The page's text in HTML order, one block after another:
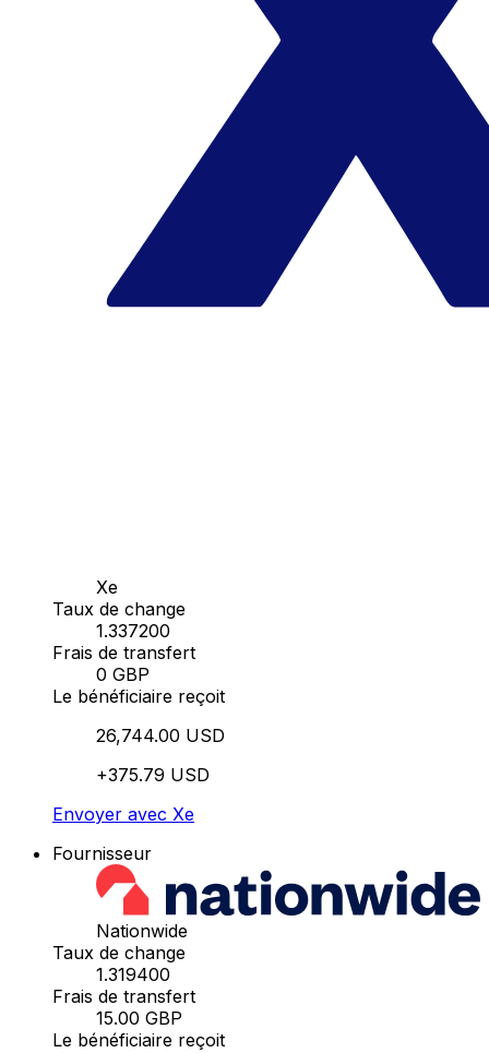
Xe
Taux de change
1.337200
Frais de transfert
0 GBP
Le bénéficiaire reçoit
26,744.00 USD
+375.79 USD
Envoyer avec Xe
Fournisseur
Nationwide
Taux de change
1.319400
Frais de transfert
15.00 GBP
Le bénéficiaire reçoit